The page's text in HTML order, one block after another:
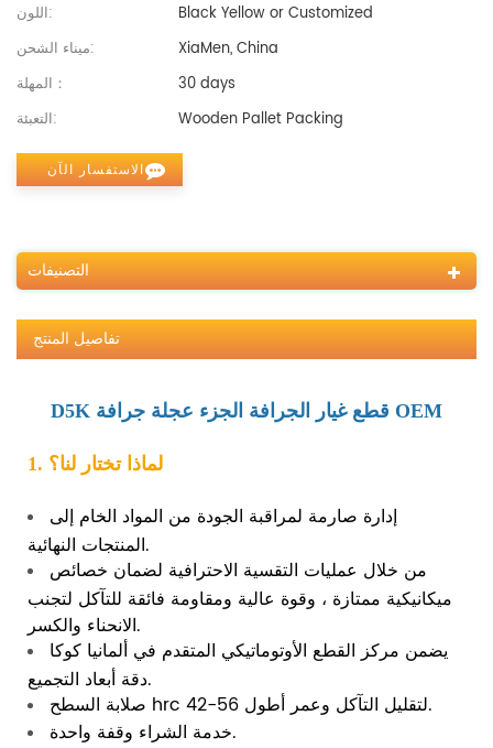
اللون:
Black Yellow or Customized
ميناء الشحن:
XiaMen, China
المهلة：
30 days
التعبئة:
Wooden Pallet Packing
الاستفسار الآن
التصنيفات
تفاصيل المنتج
D5K قطع غيار الجرافة الجزء عجلة جرافة OEM
1. لماذا تختار لنا؟
إدارة صارمة لمراقبة الجودة من المواد الخام إلى
المنتجات النهائية.
من خلال عمليات التقسية الاحترافية لضمان خصائص
ميكانيكية ممتازة ، وقوة عالية ومقاومة فائقة للتآكل لتجنب
الانحناء والكسر.
يضمن مركز القطع الأوتوماتيكي المتقدم في ألمانيا كوكا
دقة أبعاد التجميع.
صلابة السطح hrc 42-56 لتقليل التآكل وعمر أطول.
خدمة الشراء وقفة واحدة.